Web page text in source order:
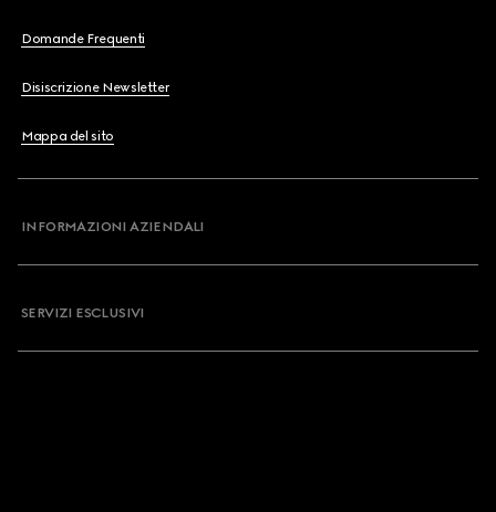
Domande Frequenti
Disiscrizione Newsletter
Mappa del sito
INFORMAZIONI AZIENDALI
SERVIZI ESCLUSIVI